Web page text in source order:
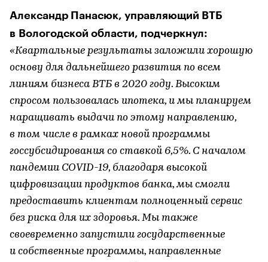
Александр Панасюк, управляющий ВТБ
в Вологодской области, подчеркнул:
«Квартальные результаты заложили хорошую
основу для дальнейшего развития по всем
линиям бизнеса ВТБ в 2020 году. Высоким
спросом пользовалась ипотека, и мы планируем
наращивать выдачи по этому направлению,
в том числе в рамках новой программы
госсубсидирования со ставкой 6,5%. С началом
пандемии COVID-19, благодаря высокой
цифровизации продуктов банка, мы смогли
предоставить клиентам полноценный сервис
без риска для их здоровья. Мы также
своевременно запустили государственные
и собственные программы, направленные